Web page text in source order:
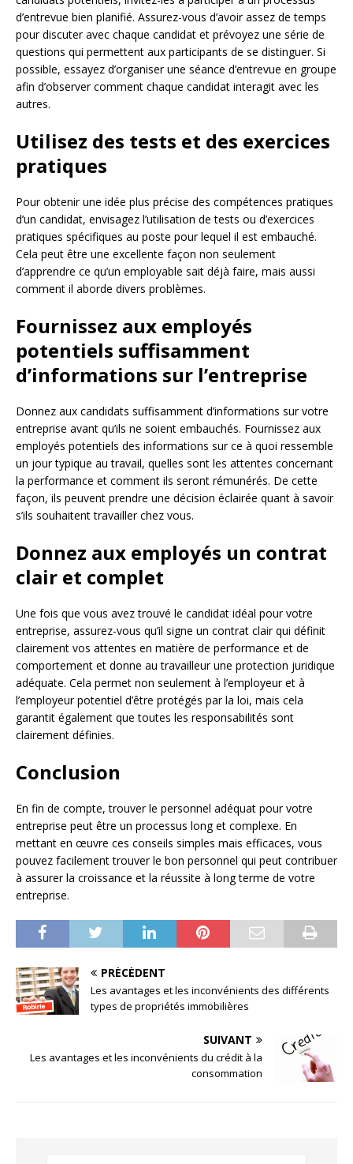
d’entrevue bien planifié. Assurez-vous d’avoir assez de temps
pour discuter avec chaque candidat et prévoyez une série de
questions qui permettent aux participants de se distinguer. Si
possible, essayez d’organiser une séance d’entrevue en groupe
afin d’observer comment chaque candidat interagit avec les
autres.
Utilisez des tests et des exercices
pratiques
Pour obtenir une idée plus précise des compétences pratiques
d’un candidat, envisagez l’utilisation de tests ou d’exercices
pratiques spécifiques au poste pour lequel il est embauché.
Cela peut être une excellente façon non seulement
d’apprendre ce qu’un employable sait déjà faire, mais aussi
comment il aborde divers problèmes.
Fournissez aux employés
potentiels suffisamment
d’informations sur l’entreprise
Donnez aux candidats suffisamment d’informations sur votre
entreprise avant qu’ils ne soient embauchés. Fournissez aux
employés potentiels des informations sur ce à quoi ressemble
un jour typique au travail, quelles sont les attentes concernant
la performance et comment ils seront rémunérés. De cette
façon, ils peuvent prendre une décision éclairée quant à savoir
s’ils souhaitent travailler chez vous.
Donnez aux employés un contrat
clair et complet
Une fois que vous avez trouvé le candidat idéal pour votre
entreprise, assurez-vous qu’il signe un contrat clair qui définit
clairement vos attentes en matière de performance et de
comportement et donne au travailleur une protection juridique
adéquate. Cela permet non seulement à l’employeur et à
l’employeur potentiel d’être protégés par la loi, mais cela
garantit également que toutes les responsabilités sont
clairement définies.
Conclusion
En fin de compte, trouver le personnel adéquat pour votre
entreprise peut être un processus long et complexe. En
mettant en œuvre ces conseils simples mais efficaces, vous
pouvez facilement trouver le bon personnel qui peut contribuer
à assurer la croissance et la réussite à long terme de votre
entreprise.
PRÉCÉDENT
Les avantages et les inconvénients des différents
types de propriétés immobilières
SUIVANT
Les avantages et les inconvénients du crédit à la
consommation